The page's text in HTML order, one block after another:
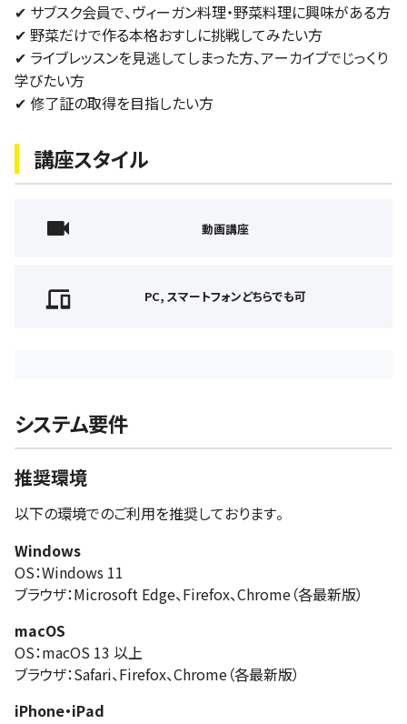
✔︎ サブスク会員で、ヴィーガン料理・野菜料理に興味がある方
✔︎ 野菜だけで作る本格おすしに挑戦してみたい方
✔︎ ライブレッスンを見逃してしまった方、アーカイブでじっくり
学びたい方
✔︎ 修了証の取得を目指したい方
講座スタイル
動画講座
PC, スマートフォンどちらでも可
システム要件
推奨環境
以下の環境でのご利用を推奨しております。
Windows
OS：Windows 11
ブラウザ：Microsoft Edge、Firefox、Chrome（各最新版）
macOS
OS：macOS 13 以上
ブラウザ：Safari、Firefox、Chrome（各最新版）
iPhone・iPad